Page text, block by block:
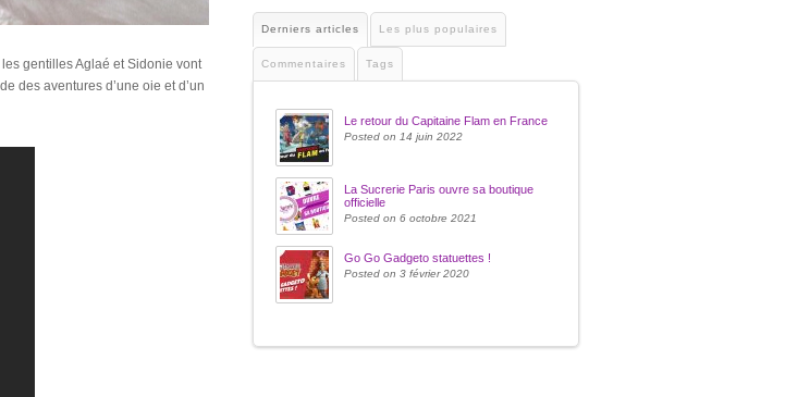
gentilles Aglaé et Sidonie vont
des aventures d’une oie et d’un
Derniers articles Les plus populaires
Commentaires Tags
Le retour du Capitaine Flam en France
Posted on 14 juin 2022
La Sucrerie Paris ouvre sa boutique
officielle
Posted on 6 octobre 2021
Go Go Gadgeto statuettes !
Posted on 3 février 2020